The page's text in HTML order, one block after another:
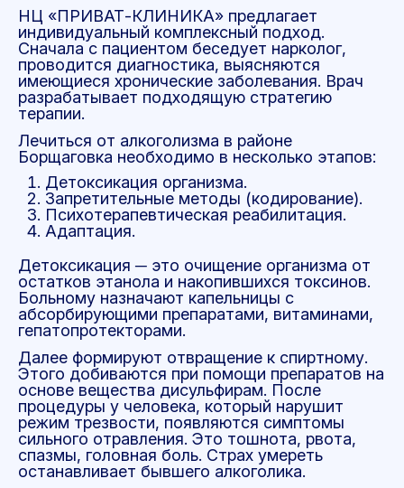
НЦ «ПРИВАТ-КЛИНИКА» предлагает
индивидуальный комплексный подход.
Сначала с пациентом беседует нарколог,
проводится диагностика, выясняются
имеющиеся хронические заболевания. Врач
разрабатывает подходящую стратегию
терапии.
Лечиться от алкоголизма в районе
Борщаговка необходимо в несколько этапов:
Детоксикация организма.
Запретительные методы (кодирование).
Психотерапевтическая реабилитация.
Адаптация.
Детоксикация ─ это очищение организма от
остатков этанола и накопившихся токсинов.
Больному назначают капельницы с
абсорбирующими препаратами, витаминами,
гепатопротекторами.
Далее формируют отвращение к спиртному.
Этого добиваются при помощи препаратов на
основе вещества дисульфирам. После
процедуры у человека, который нарушит
режим трезвости, появляются симптомы
сильного отравления. Это тошнота, рвота,
спазмы, головная боль. Страх умереть
останавливает бывшего алкоголика.